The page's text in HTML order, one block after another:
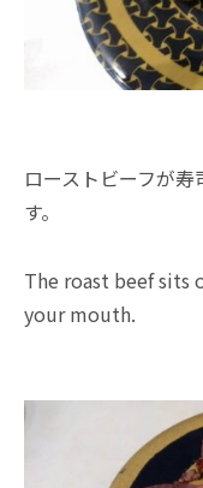
ローストビーフが
す。
The roast beef sits
your mouth.